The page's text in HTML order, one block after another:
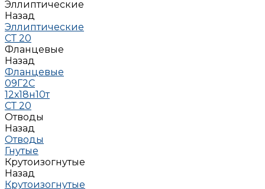
Эллиптические
Назад
Эллиптические
СТ 20
Фланцевые
Назад
Фланцевые
09Г2С
12х18н10т
СТ 20
Отводы
Назад
Отводы
Гнутые
Крутоизогнутые
Назад
Крутоизогнутые